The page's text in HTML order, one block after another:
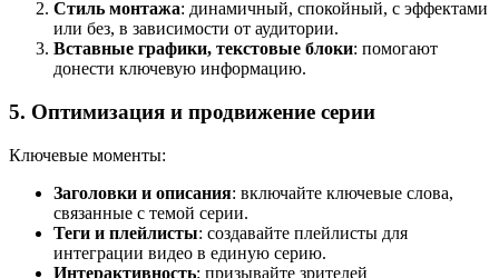
Стиль монтажа: динамичный, спокойный, с эффектами
или без, в зависимости от аудитории.
Вставные графики, текстовые блоки: помогают
донести ключевую информацию.
5. Оптимизация и продвижение серии
Ключевые моменты:
Заголовки и описания: включайте ключевые слова,
связанные с темой серии.
Теги и плейлисты: создавайте плейлисты для
интеграции видео в единую серию.
Интерактивность: призывайте зрителей